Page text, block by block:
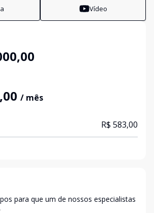
Vídeo
/ mês
R$ 583,00
para que um de nossos especialistas